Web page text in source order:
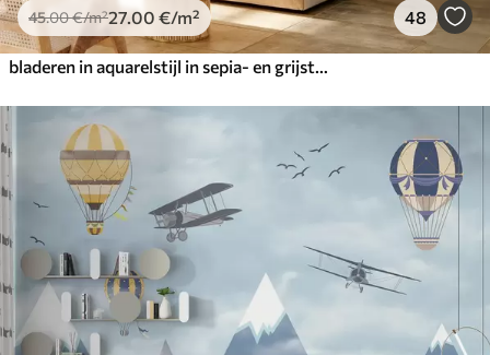
45.00€/m²27.00 €/m² 48